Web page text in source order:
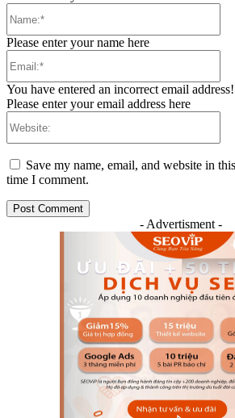
Please enter your name here
You have entered an incorrect email address!
Please enter your email address here
Save my name, email, and website in
time I comment.
- Advertisment -